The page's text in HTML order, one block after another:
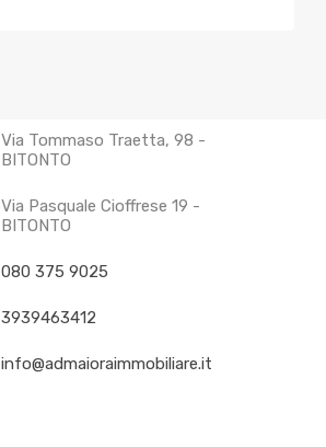
Via Tommaso Traetta, 98 -
BITONTO
Via Pasquale Cioffrese 19 -
BITONTO
080 375 9025
3939463412
info@admaioraimmobiliare.it